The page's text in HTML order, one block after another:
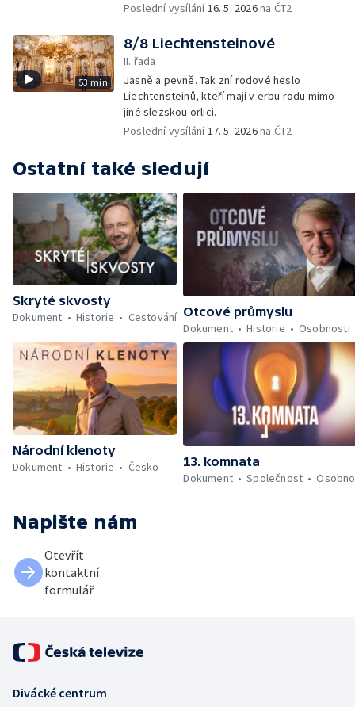
Poslední vysílání16. 5. 2026na ČT2
53 min
8/8 Liechtensteinové
II. řada
Jasně a pevně. Tak zní rodové heslo
Liechtensteinů, kteří mají v erbu rodu mimo
jiné slezskou orlici.
Poslední vysílání17. 5. 2026na ČT2
Ostatní také sledují
Skryté skvosty
Dokument
Historie Cestování Otcové průmyslu
Dokument
Historie Osobnosti
Národní klenoty
Dokument
Historie Česko
13. komnata
Dokument
Společnost
Napište nám
Otevřít
kontaktní
formulář
Divácké centrum